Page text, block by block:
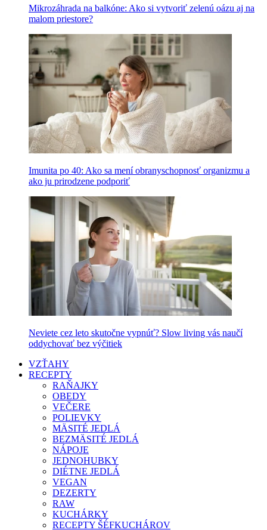
Mikrozáhrada na balkóne: Ako si vytvoriť zelenú oázu aj na
malom priestore?
Imunita po 40: Ako sa mení obranyschopnosť organizmu a
ako ju prirodzene podporiť
Neviete cez leto skutočne vypnúť? Slow living vás naučí
oddychovať bez výčitiek
VZŤAHY
RECEPTY
RAŇAJKY
OBEDY
VEČERE
POLIEVKY
MÄSITÉ JEDLÁ
BEZMÄSITÉ JEDLÁ
NÁPOJE
JEDNOHUBKY
DIÉTNE JEDLÁ
VEGAN
DEZERTY
RAW
KUCHÁRKY
RECEPTY ŠÉFKUCHÁROV